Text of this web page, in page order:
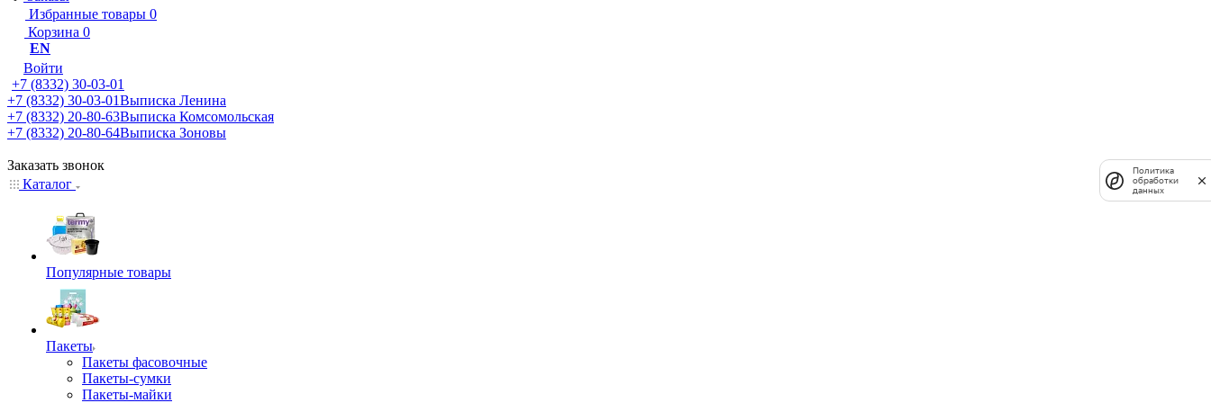
Избранные товары 0
Корзина 0
EN
Войти
+7 (8332) 30-03-01
+7 (8332) 30-03-01Выписка Ленина
+7 (8332) 20-80-63Выписка Комсомольская
+7 (8332) 20-80-64Выписка Зоновы
Заказать звонок
Каталог
Популярные товары
Пакеты
Пакеты фасовочные
Пакеты-сумки
Пакеты-майки
Политика
обработки
данных